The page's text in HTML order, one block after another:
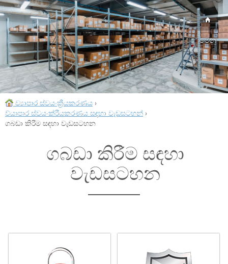
මෙනු
ව්‍යාපාර ස්වයංක්‍රීයකරණය ›
ව්යාපාර ස්වයංක්රීයකරණය සඳහා වැඩසටහන් ›
ගබඩා කිරීම සඳහා වැඩසටහන
ගබඩා කිරීම සඳහා
වැඩසටහන